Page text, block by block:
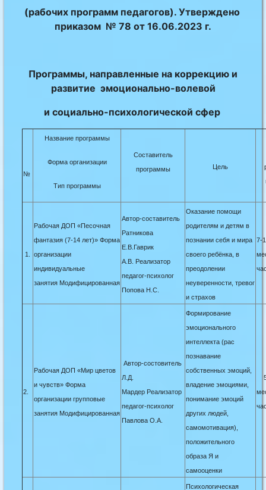
(рабочих программ педагогов). Утверждено
приказом № 78 от 16.06.2023 г.
Программы, направленные на коррекцию и
развитие эмоционально-волевой
и социально-психологической сфер
№
Название программы
Форма организации
Тип программы
Составитель
программы
Цель
1.
Рабочая ДОП «Песочная
фантазия (7-14 лет)» Форма
организации
индивидуальные
занятия Модифицированная
Автор-составитель
Ратникова
Е.В.Гаврик
А.В. Реализатор
педагог-психолог
Попова Н.С.
Оказание помощи
родителям и детям в
познании себя и мира
своего ребёнка, в
преодолении
неуверенности, тревог
и страхов
7-
2.
Рабочая ДОП «Мир цветов
и чувств» Форма
организации групповые
занятия Модифицированная
Автор-состовитель
Л.Д.
Мардер Реализатор
педагог-психолог
Павлова О.А.
Формирование
эмоционального
интеллекта (рас
познавание
собственных эмоций,
владение эмоциями,
понимание эмоций
других людей,
самомотивация),
положительного
образа Я и
самооценки
Психологическая